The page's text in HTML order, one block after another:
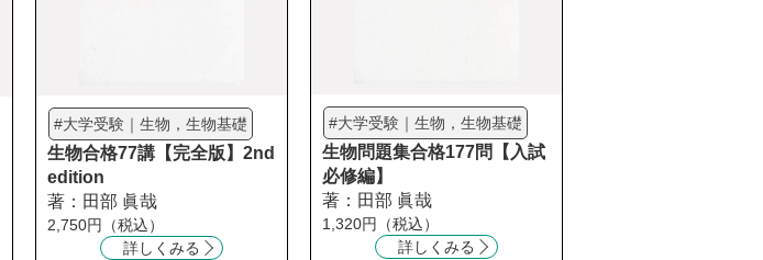
#大学受験｜生物，生物基礎
生物合格77講【完全版】2nd
edition
著：田部 眞哉
2,750円（税込）
詳しくみる
#大学受験｜生物，生物基礎
生物問題集合格177問【入試
必修編】
著：田部 眞哉
1,320円（税込）
詳しくみる